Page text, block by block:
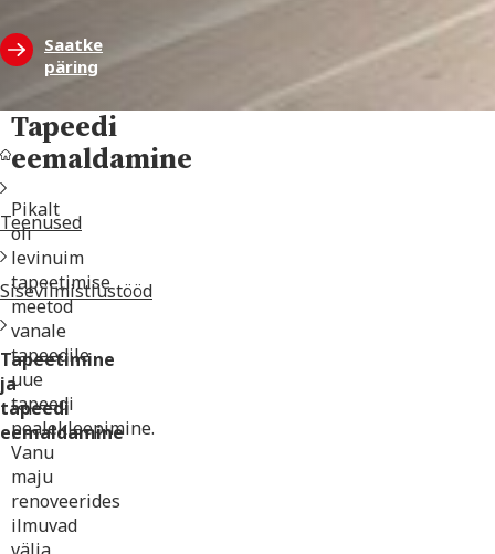
Saatke
päring
Teenused
Siseviimistlustööd
Tapeetimine
ja
tapeedi
eemaldamine
Tapeedi
eemaldamine
Pikalt
oli
levinuim
tapeetimise
meetod
vanale
tapeedile
uue
tapeedi
pealekleepimine.
Vanu
maju
renoveerides
ilmuvad